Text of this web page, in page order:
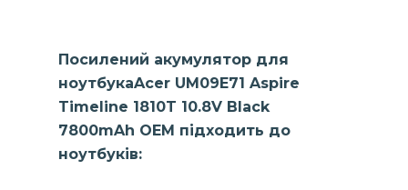
Посилений акумулятор для
ноутбукаAcer UM09E71 Aspire
Timeline 1810T 10.8V Black
7800mAh OEM підходить до
ноутбуків: